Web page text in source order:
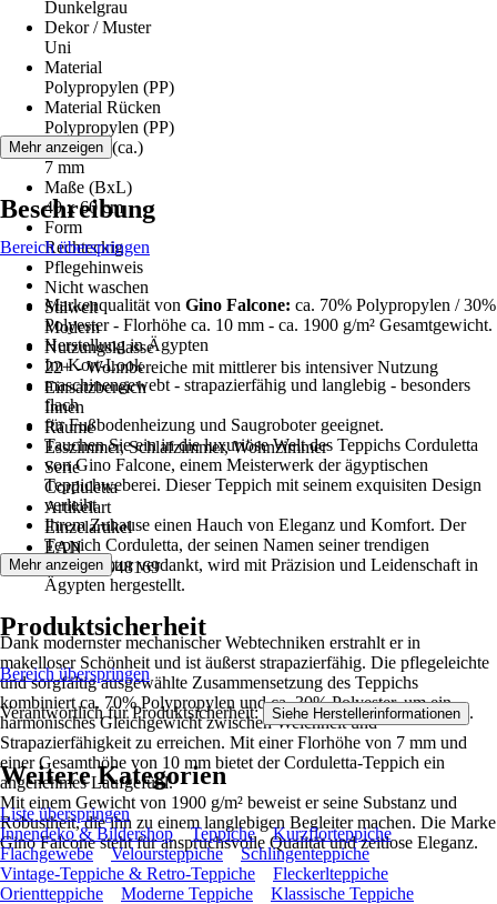
Dunkelgrau
Dekor / Muster
Uni
Material
Polypropylen (PP)
Material Rücken
Polypropylen (PP)
Florhöhe (ca.)
7 mm
Maße (BxL)
40 x 60 cm
Form
Rechteckig
Pflegehinweis
Nicht waschen
Stilwelt
Modern
Nutzungsklasse
22+ - Wohnbereiche mit mittlerer bis intensiver Nutzung
Einsatzbereich
Innen
Räume
Esszimmer, Schlafzimmer, Wohnzimmer
Serie
Corduletta
Artikelart
Einzelartikel
EAN
4251924948169
Mehr anzeigen
Beschreibung
Bereich überspringen
Markenqualität von Gino Falcone: ca. 70% Polypropylen / 30%
Polyester - Florhöhe ca. 10 mm - ca. 1900 g/m² Gesamtgewicht.
Herstellung in Ägypten
Im Kort-Look
maschinengewebt - strapazierfähig und langlebig - besonders
flach
für Fußbodenheizung und Saugroboter geeignet.
Tauchen Sie ein in die luxuriöse Welt des Teppichs Corduletta
von Gino Falcone, einem Meisterwerk der ägyptischen
Teppichweberei. Dieser Teppich mit seinem exquisiten Design
verleiht
Ihrem Zuhause einen Hauch von Eleganz und Komfort. Der
Teppich Corduletta, der seinen Namen seiner trendigen
Cordstruktur verdankt, wird mit Präzision und Leidenschaft in
Ägypten hergestellt.
Dank modernster mechanischer Webtechniken erstrahlt er in
makelloser Schönheit und ist äußerst strapazierfähig. Die pflegeleichte
und sorgfältig ausgewählte Zusammensetzung des Teppichs
kombiniert ca. 70% Polypropylen und ca. 30% Polyester, um ein
harmonisches Gleichgewicht zwischen Weichheit und
Strapazierfähigkeit zu erreichen. Mit einer Florhöhe von 7 mm und
einer Gesamthöhe von 10 mm bietet der Corduletta-Teppich ein
angenehmes Laufgefühl.
Mit einem Gewicht von 1900 g/m² beweist er seine Substanz und
Robustheit, die ihn zu einem langlebigen Begleiter machen. Die Marke
Gino Falcone steht für anspruchsvolle Qualität und zeitlose Eleganz.
Mehr anzeigen
Produktsicherheit
Bereich überspringen
Verantwortlich für Produktsicherheit: Siehe Herstellerinformationen .
Weitere Kategorien
Liste überspringen
Innendeko & Bildershop
Teppiche
Kurzflorteppiche
Flachgewebe
Veloursteppiche
Schlingenteppiche
Vintage-Teppiche & Retro-Teppiche
Fleckerlteppiche
Orientteppiche
Moderne Teppiche Klassische Teppiche